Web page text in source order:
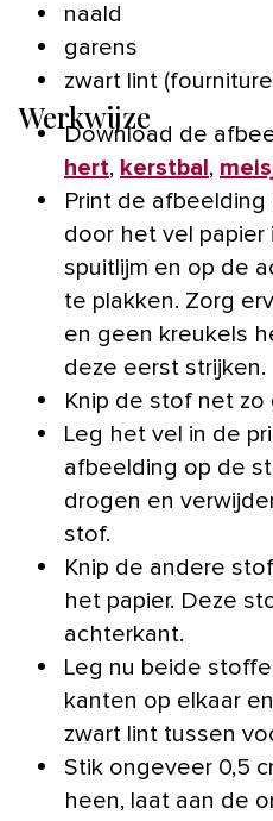
naald
garens
zwart lint
Werkwijze
Download de
hert, kerstbal,
Print de
door het vel
spuitlijm en op de
te plakken. Zorg
en geen kreukels
deze eerst strijken.
Knip de stof net zo
Leg het vel in de
afbeelding op de
drogen en
stof.
Knip de andere
het papier. Deze
achterkant.
Leg nu beide
kanten op elkaar
zwart lint tussen
Stik ongeveer 0,5
heen, laat aan de